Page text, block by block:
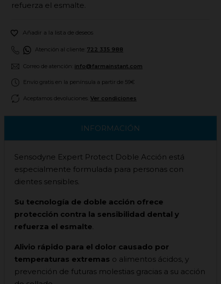
refuerza el esmalte.
 Añadir a la lista de deseos
Atención al cliente: 722 335 988
Correo de atención: info@farmainstant.com
Envío gratis en la península a partir de 59€
Aceptamos devoluciones. Ver condiciones
INFORMACIÓN
Sensodyne Expert Protect Doble Acción está
especialmente formulada para personas con
dientes sensibles.
Su tecnología de doble acción ofrece
protección contra la sensibilidad dental y
refuerza el esmalte.
Alivio rápido para el dolor causado por
temperaturas extremas o alimentos ácidos, y
prevención de futuras molestias gracias a su acción